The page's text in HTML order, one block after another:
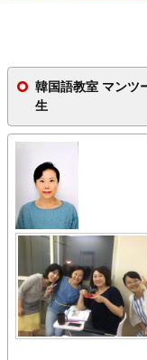
韓国語教室 マンツ
生